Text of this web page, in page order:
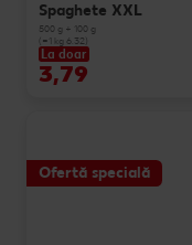
Spaghete XXL
500 g + 100 g
(=1 kg 6.32)
La doar
3,79
Ofertă specială